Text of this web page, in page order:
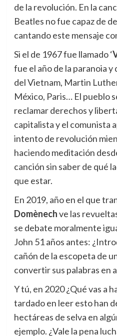
de la revolución. En la
Beatles no fue capaz de
cantando este mensaje
Si el de 1967 fue llamado ‘
fue el año de la paranoia
del Vietnam, Martin
México, Paris… El pueblo
reclamar derechos y
capitalista y el comunista
intento de revolución
haciendo meditación
canción sin saber de qué
que estar.
En 2019, año en el que
Domènechve las
se debate moralmente
John 51 años antes:
cañón de la escopeta de
convertir sus palabras en
Y tú, en 2020 ¿Qué vas a
tardado en leer esto han
hectáreas de selva en
ejemplo. ¿Vale la pena